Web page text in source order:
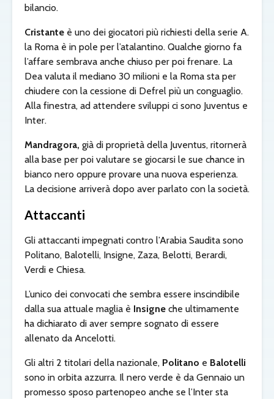
bilancio.
Cristante è uno dei giocatori più richiesti della serie A.
la Roma è in pole per l’atalantino. Qualche giorno fa
l’affare sembrava anche chiuso per poi frenare. La
Dea valuta il mediano 30 milioni e la Roma sta per
chiudere con la cessione di Defrel più un conguaglio.
Alla finestra, ad attendere sviluppi ci sono Juventus e
Inter.
Mandragora, già di proprietà della Juventus, ritornerà
alla base per poi valutare se giocarsi le sue chance in
bianco nero oppure provare una nuova esperienza.
La decisione arriverà dopo aver parlato con la società.
Attaccanti
Gli attaccanti impegnati contro l’Arabia Saudita sono
Politano, Balotelli, Insigne, Zaza, Belotti, Berardi,
Verdi e Chiesa.
L’unico dei convocati che sembra essere inscindibile
dalla sua attuale maglia è Insigne che ultimamente
ha dichiarato di aver sempre sognato di essere
allenato da Ancelotti.
Gli altri 2 titolari della nazionale, Politano e Balotelli
sono in orbita azzurra. Il nero verde è da Gennaio un
promesso sposo partenopeo anche se l’Inter sta